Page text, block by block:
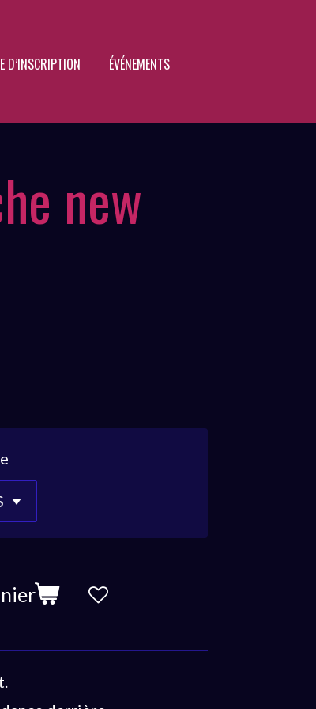
D’INSCRIPTION
ÉVÉNEMENTS
new